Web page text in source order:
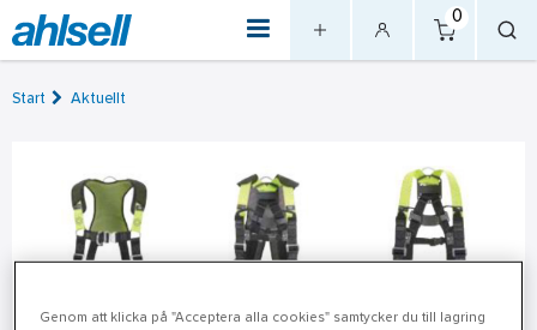
0
Start Aktuellt
Genom att klicka på "Acceptera alla cookies" samtycker du till lagring